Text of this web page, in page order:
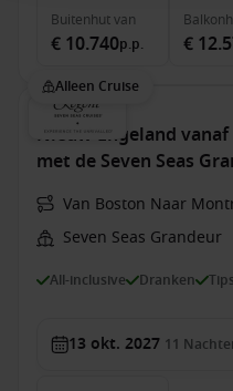
Buitenhutvan
€ 10.740p.p. €
Alleen Cruise
Nieuw-Engeland
met de Seven Seas
Van Boston Naar
Seven Seas Grandeur
All-inclusive Dranken Tips
13 okt. 2027 11